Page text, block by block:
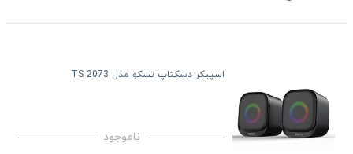
اسپیکر دسکتاپ تسکو مدل TS 2073
ناموجود